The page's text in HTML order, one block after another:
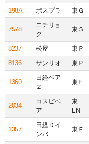
198A ポスプラ 東Ｇ
7578
ニチリョ
ク
東Ｓ
8237 松屋 東Ｐ
8136
サンリオ 東Ｐ
1360
日経ベア
２
東Ｅ
2034
コスピベ
ア
東
EN
1357
日経Ｄイ
ンバ
東Ｅ